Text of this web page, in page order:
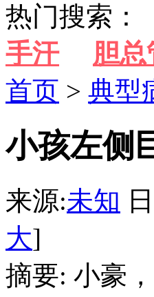
热门搜索
手汗
胆
首页 > 典型
小孩左侧
来源:未知
大]
摘要: 小豪